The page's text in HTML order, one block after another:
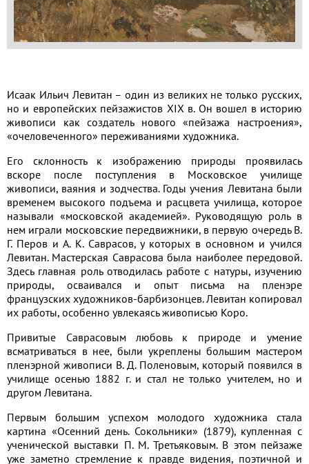
Исаак Ильич Левитан – один из великих не только русских,
но и европейских пейзажистов XIX в. Он вошел в историю
живописи как создатель нового «пейзажа настроения»,
«очеловеченного» переживаниями художника.
Его склонность к изображению природы проявилась
вскоре после поступления в Московское училище
живописи, ваяния и зодчества. Годы учения Левитана были
временем высокого подъема и расцвета училища, которое
называли «московской академией». Руководящую роль в
нем играли московские передвижники, в первую очередь В.
Г. Перов и А. К. Саврасов, у которых в основном и учился
Левитан. Мастерская Саврасова была наиболее передовой.
Здесь главная роль отводилась работе с натуры, изучению
природы, осваивался и опыт письма на пленэре
французских художников-барбизонцев. Левитан копировал
их работы, особенно увлекаясь живописью Коро.
Привитые Саврасовым любовь к природе и умение
всматриваться в нее, были укреплены большим мастером
пленэрной живописи В. Д. Поленовым, который появился в
училище осенью 1882 г. и стал не только учителем, но и
другом Левитана.
Первым большим успехом молодого художника стала
картина «Осенний день. Сокольники» (1879), купленная с
ученической выставки П. М. Третьяковым. В этом пейзаже
уже заметно стремление к правде видения, поэтичной и